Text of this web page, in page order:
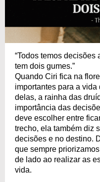
“Todos temos decisões
tem dois gumes.”
Quando Ciri fica na
importantes para a
delas, a rainha das
importância das
deve escolher entre
trecho, ela também diz
decisões e no destino.
que sempre
de lado ao realizar as
vida.